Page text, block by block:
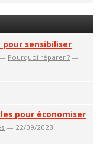
pour sensibiliser
Pourquoi réparer ? —
pour économiser
— 22/09/2023